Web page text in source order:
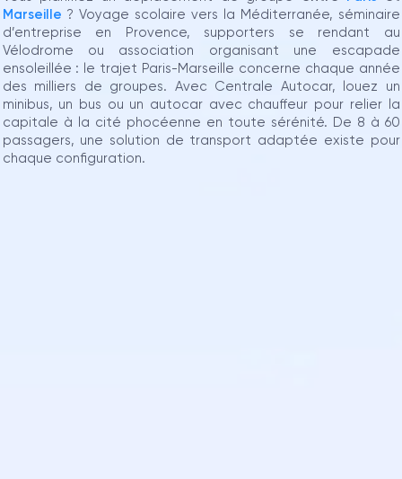
Marseille ? Voyage scolaire vers la Méditerranée, séminaire
d’entreprise en Provence, supporters se rendant au
Vélodrome ou association organisant une escapade
ensoleillée : le trajet Paris-Marseille concerne chaque année
des milliers de groupes. Avec Centrale Autocar, louez un
minibus, un bus ou un autocar avec chauffeur pour relier la
capitale à la cité phocéenne en toute sérénité. De 8 à 60
passagers, une solution de transport adaptée existe pour
chaque configuration.